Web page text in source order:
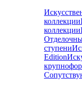
коллекции
коллекции
ступени
Edition